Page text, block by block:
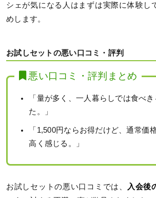
シェが気になる人はまずは実際に体験し
めします。
お試しセットの悪い口コミ・評判
悪い口コミ・評判まとめ
「量が多く、一人暮らしでは食べ
た。」
「1,500円ならお得だけど、通常価
高く感じる。」
お試しセットの悪い口コミでは、
入会後